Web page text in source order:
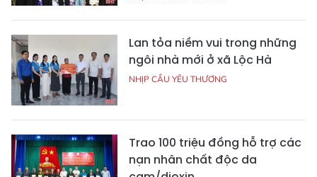
Lan tỏa niềm vui trong những
ngôi nhà mới ở xã Lộc Hà
NHỊP CẦU YÊU THƯƠNG
Trao 100 triệu đồng hỗ trợ các
nạn nhân chất độc da